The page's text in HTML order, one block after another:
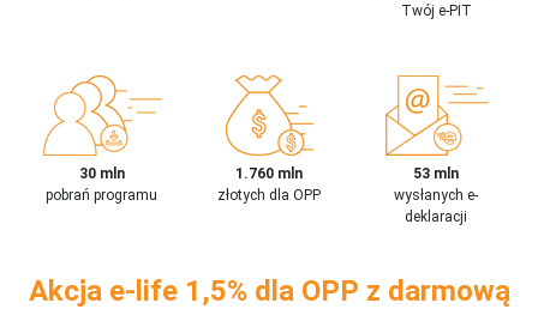
Twój e-PIT
30 mln
pobrań programu
1.760 mln
złotych dla OPP
53 mln
wysłanych e-
deklaracji
Akcja e-life 1,5% dla OPP z darmową